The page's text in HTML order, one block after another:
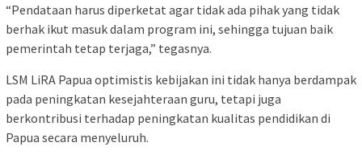
“Pendataan harus diperketat agar tidak ada pihak yang tidak
berhak ikut masuk dalam program ini, sehingga tujuan baik
pemerintah tetap terjaga,” tegasnya.
LSM LiRA Papua optimistis kebijakan ini tidak hanya berdampak
pada peningkatan kesejahteraan guru, tetapi juga
berkontribusi terhadap peningkatan kualitas pendidikan di
Papua secara menyeluruh.